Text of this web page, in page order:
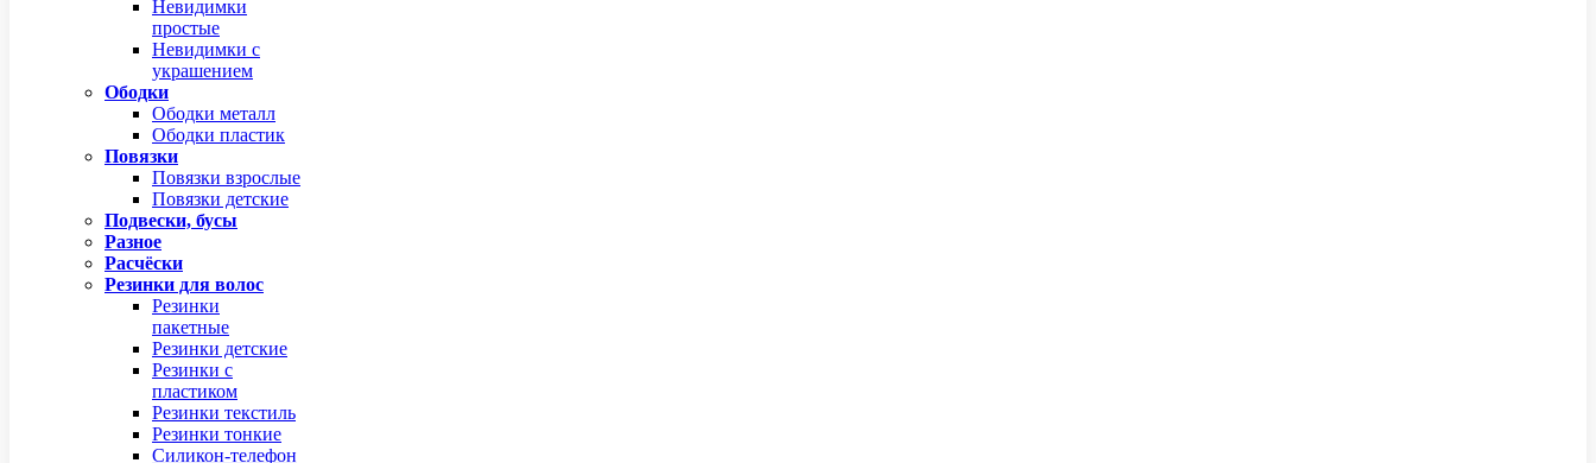
Невидимки
простые
Невидимки с
украшением
Ободки
Ободки металл
Ободки пластик
Повязки
Повязки взрослые
Повязки детские
Подвески, бусы
Разное
Расчёски
Резинки для волос
Резинки
пакетные
Резинки детские
Резинки с
пластиком
Резинки текстиль
Резинки тонкие
Силикон-телефон